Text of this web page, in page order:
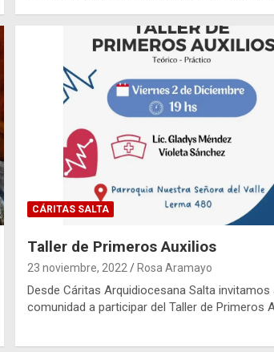
CÁRITAS SALTA
Taller de Primeros Auxilios
23 noviembre, 2022 Rosa Aramayo
Desde Cáritas Arquidiocesana Salta invitamos
comunidad a participar del Taller de Primeros